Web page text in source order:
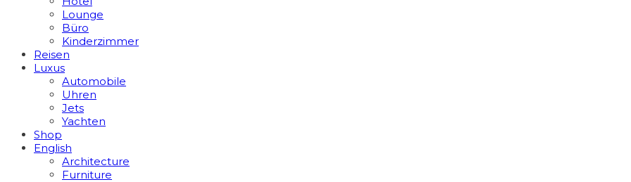
Lounge
Büro
Kinderzimmer
Reisen
Luxus
Automobile
Uhren
Jets
Yachten
Shop
English
Architecture
Furniture